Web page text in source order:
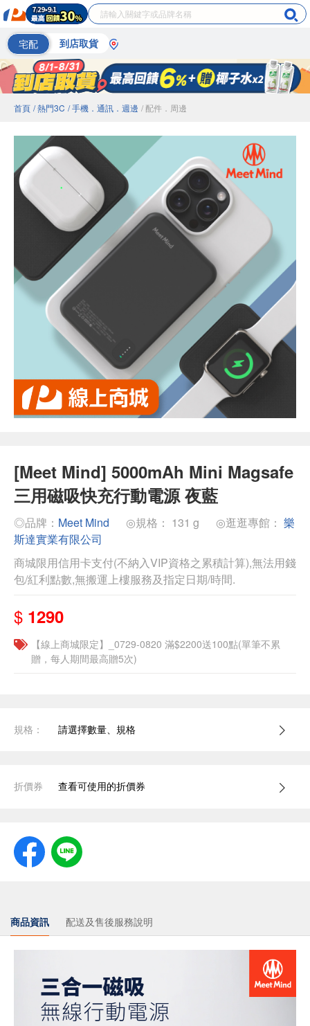
宅配 到店取貨
首頁 / 熱門3C / 手機．通訊．週邊 / 配件．周邊
[Meet Mind] 5000mAh Mini Magsafe
三用磁吸快充行動電源 夜藍
◎品牌： Meet Mind ◎規格： 131 g ◎逛逛專館： 樂
斯達實業有限公司
商城限用信用卡支付(不納入VIP資格之累積計算),無法用錢
包/紅利點數,無搬運上樓服務及指定日期/時間.
$ 1290
【線上商城限定】_0729-0820 滿$2200送100點(單筆不累
贈，每人期間最高贈5次)
規格： 請選擇數量、規格
折價券 查看可使用的折價券
商品資訊 配送及售後服務說明